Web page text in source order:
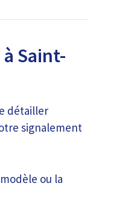
Saint-
détailler
signalement
ou la